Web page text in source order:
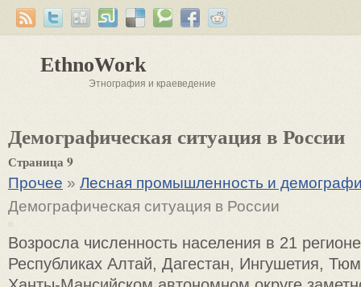
EthnoWork
Этнография и краеведение
Демографическая ситуация в России
Страница 9
Прочее » Лесная промышленность и
Демографическая ситуация в России
Возросла численность населения в 21
Республиках Алтай, Дагестан, Ингушетия,